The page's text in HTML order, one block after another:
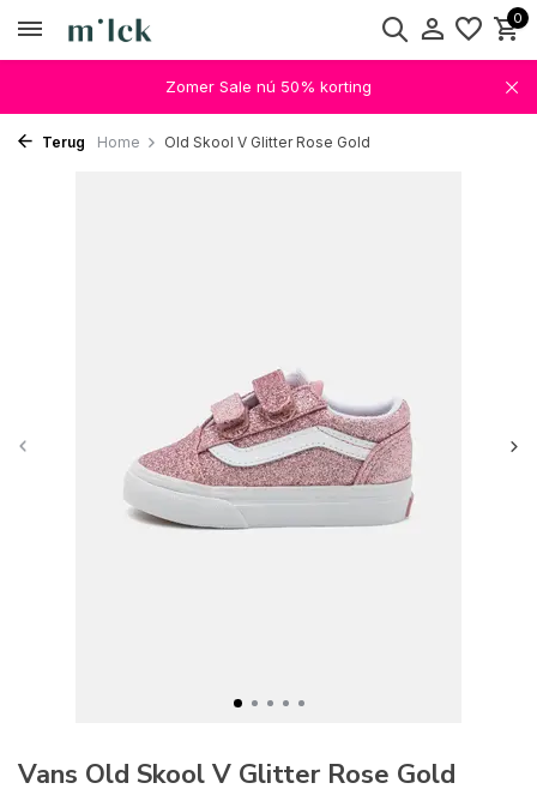
0
Zomer Sale nú 50% korting
Terug Home Old Skool V Glitter Rose Gold
Vans Old Skool V Glitter Rose Gold